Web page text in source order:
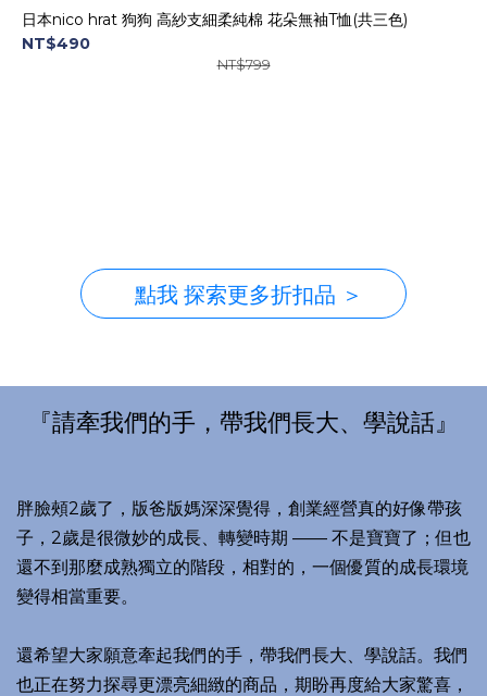
日本nico hrat 狗狗 高紗支細柔純棉 花朵無袖T恤(共三色)
NT$490
NT$799
點我 探索更多折扣品 ＞
『請牽我們的手，帶我們長大、學說話』
胖臉頰2歲了，版爸版媽深深覺得，創業經營真的好像帶孩
子，2歲是很微妙的成長、轉變時期 —— 不是寶寶了；但也
還不到那麼成熟獨立的階段，相對的，一個優質的成長環境
變得相當重要。
還希望大家願意牽起我們的手，帶我們長大、學說話。我們
也正在努力探尋更漂亮細緻的商品，期盼再度給大家驚喜，